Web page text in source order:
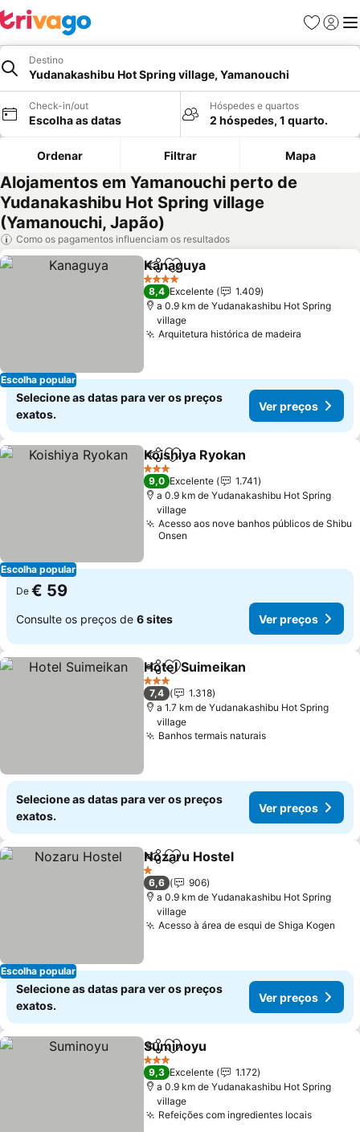
Favoritos
Iniciar
Destino
Yudanakashibu Hot Spring village, Yamanouchi
Check-in/out
Escolha as datas
Hóspedes e quartos
2 hóspedes, 1 quarto.
Ordenar Filtrar Mapa
Alojamentos em Yamanouchi perto de
Yudanakashibu Hot Spring village
(Yamanouchi, Japão)
Como os pagamentos influenciam os resultados
Escolha popular
PartilharAdicionar aos favoritos
Kanaguya
4 Estrelas
8,4 Excelente
1.409
a 0.9 km de Yudanakashibu Hot Spring
village
Arquitetura histórica de madeira
Selecione as datas para ver os preços
exatos.
Ver preços
Escolha popular
PartilharAdicionar aos favoritos
Koishiya Ryokan
3 Estrelas
9,0 Excelente
1.741
a 0.9 km de Yudanakashibu Hot Spring
village
Acesso aos nove banhos públicos de Shibu
Onsen
De € 59
Consulte os preços de 6 sites Ver preços
PartilharAdicionar aos favoritos
Hotel Suimeikan
3 Estrelas
7,4
1.318
a 1.7 km de Yudanakashibu Hot Spring
village
Banhos termais naturaisVer preços
Selecione as datas para ver os preços
exatos.
Ver preços
Escolha popular
PartilharAdicionar aos favoritos
Nozaru Hostel
1 Estrelas
6,6
906
a 0.9 km de Yudanakashibu Hot Spring
village
Acesso à área de esqui de Shiga Kogen
Selecione as datas para ver os preços
exatos.
Ver preços
PartilharAdicionar aos favoritos
Suminoyu
3 Estrelas
9,3 Excelente
1.172
a 0.9 km de Yudanakashibu Hot Spring
village
Refeições com ingredientes locaisVer